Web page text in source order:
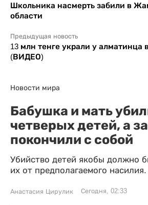
Школьника насмерть забили в
области
Предыдущая новость
13 млн тенге украли у алматинца
(ВИДЕО)
Новости мира
Бабушка и мать
четверых детей, а
покончили с собой
Убийство детей якобы должно
их от предполагаемого насилия.
Анастасия Цирулик Сегодня, 02:33